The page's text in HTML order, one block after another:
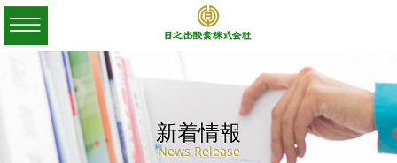
新着情報
News Release